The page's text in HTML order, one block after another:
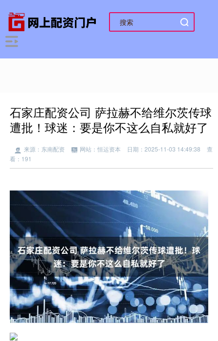
石家庄配资公司 萨拉赫不给维尔茨传球
遭批！球迷：要是你不这么自私就好了
来源：东南配资 网站：恒运资本 日期：2025-11-03 14:49:38
查
看：191